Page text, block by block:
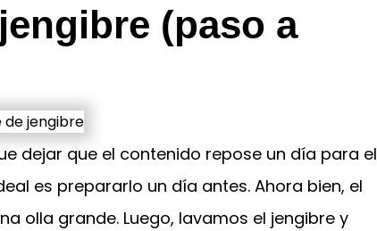
(paso a
dejar que el contenido repose un día para el
es prepararlo un día antes. Ahora bien, el
olla grande. Luego, lavamos el jengibre y